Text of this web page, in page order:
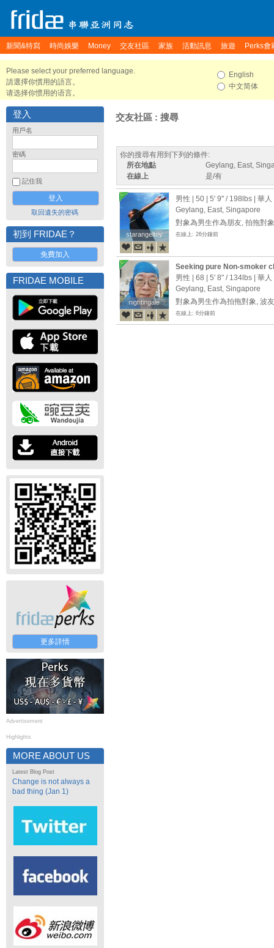
新聞&特寫 時尚娛樂 Money 交友社區 家族 活動訊息 旅遊 Perks會
Please select your preferred language.
請選擇你慣用的語言。
请选择你惯用的语言。
English
中文简体
登入
用戶名
密碼
記住我
取回遺失的密碼
初到 FRIDAE？
免費加入
FRIDAE MOBILE
更多詳情
Advertisement
Highlights
MORE ABOUT US
Latest Blog Post
Change is not always a
bad thing (Jan 1)
交友社區 : 搜尋
你的搜尋有用到下列的條件:
所在地點
Geylang, East,
在線上
是/有
starangeltoy
starangeltoy
男性 | 50 | 5' 9" / 198lbs | 華人
Geylang, East, Singapore
對象為男生作為朋友, 拍拖對
在線上: 26分鐘前
nightingale
nightingale
Seeking pure Non-smoker
须男同
男性 | 68 | 5' 8" / 134lbs | 華人
Geylang, East, Singapore
對象為男生作為拍拖對象, 波友
在線上: 6分鐘前